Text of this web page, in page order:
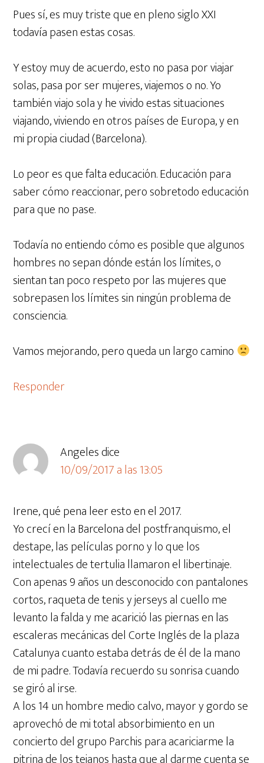
Pues sí, es muy triste que en pleno siglo XXI
todavía pasen estas cosas.
Y estoy muy de acuerdo, esto no pasa por viajar
solas, pasa por ser mujeres, viajemos o no. Yo
también viajo sola y he vivido estas situaciones
viajando, viviendo en otros países de Europa, y en
mi propia ciudad (Barcelona).
Lo peor es que falta educación. Educación para
saber cómo reaccionar, pero sobretodo educación
para que no pase.
Todavía no entiendo cómo es posible que algunos
hombres no sepan dónde están los límites, o
sientan tan poco respeto por las mujeres que
sobrepasen los límites sin ningún problema de
consciencia.
Vamos mejorando, pero queda un largo camino
Responder
Angelesdice
10/09/2017 a las 13:05
Irene, qué pena leer esto en el 2017.
Yo crecí en la Barcelona del postfranquismo, el
destape, las películas porno y lo que los
intelectuales de tertulia llamaron el libertinaje.
Con apenas 9 años un desconocido con pantalones
cortos, raqueta de tenis y jerseys al cuello me
levanto la falda y me acarició las piernas en las
escaleras mecánicas del Corte Inglés de la plaza
Catalunya cuanto estaba detrás de él de la mano
de mi padre. Todavía recuerdo su sonrisa cuando
se giró al irse.
A los 14 un hombre medio calvo, mayor y gordo se
aprovechó de mi total absorbimiento en un
concierto del grupo Parchis para acariciarme la